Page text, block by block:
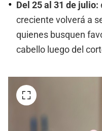
Del 25 al 31 de julio:
creciente volverá a
quienes busquen
cabello luego del